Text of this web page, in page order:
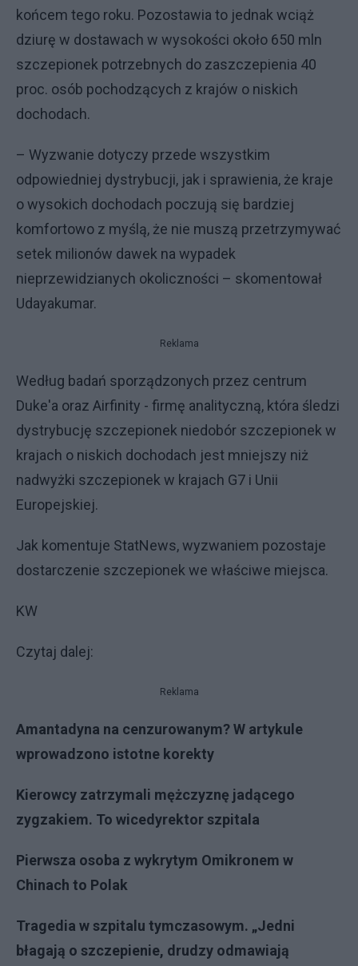
końcem tego roku. Pozostawia to jednak wciąż
dziurę w dostawach w wysokości około 650 mln
szczepionek potrzebnych do zaszczepienia 40
proc. osób pochodzących z krajów o niskich
dochodach.
– Wyzwanie dotyczy przede wszystkim
odpowiedniej dystrybucji, jak i sprawienia, że kraje
o wysokich dochodach poczują się bardziej
komfortowo z myślą, że nie muszą przetrzymywać
setek milionów dawek na wypadek
nieprzewidzianych okoliczności – skomentował
Udayakumar.
Reklama
Według badań sporządzonych przez centrum
Duke'a oraz Airfinity - firmę analityczną, która śledzi
dystrybucję szczepionek niedobór szczepionek w
krajach o niskich dochodach jest mniejszy niż
nadwyżki szczepionek w krajach G7 i Unii
Europejskiej.
Jak komentuje StatNews, wyzwaniem pozostaje
dostarczenie szczepionek we właściwe miejsca.
KW
Czytaj dalej:
Reklama
Amantadyna na cenzurowanym? W artykule
wprowadzono istotne korekty
Kierowcy zatrzymali mężczyznę jadącego
zygzakiem. To wicedyrektor szpitala
Pierwsza osoba z wykrytym Omikronem w
Chinach to Polak
Tragedia w szpitalu tymczasowym. „Jedni
błagają o szczepienie, drudzy odmawiają